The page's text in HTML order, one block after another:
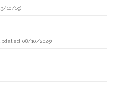
10/19)
08/10/2025)